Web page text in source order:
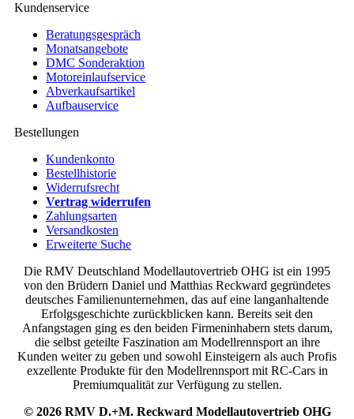
Kundenservice
Beratungsgespräch
Monatsangebote
DMC Sonderaktion
Motoreinlaufservice
Abverkaufsartikel
Aufbauservice
Bestellungen
Kundenkonto
Bestellhistorie
Widerrufsrecht
Vertrag widerrufen
Zahlungsarten
Versandkosten
Erweiterte Suche
Die RMV Deutschland Modellautovertrieb OHG ist ein 1995
von den Brüdern Daniel und Matthias Reckward gegründetes
deutsches Familienunternehmen, das auf eine langanhaltende
Erfolgsgeschichte zurückblicken kann. Bereits seit den
Anfangstagen ging es den beiden Firmeninhabern stets darum,
die selbst geteilte Faszination am Modellrennsport an ihre
Kunden weiter zu geben und sowohl Einsteigern als auch Profis
exzellente Produkte für den Modellrennsport mit RC-Cars in
Premiumqualität zur Verfügung zu stellen.
© 2026 RMV D.+M. Reckward Modellautovertrieb OHG